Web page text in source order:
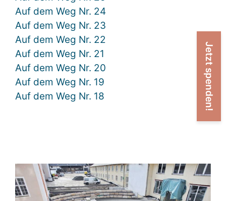
Auf dem Weg Nr. 24
Auf dem Weg Nr. 23
Auf dem Weg Nr. 22
Auf dem Weg Nr. 21
Auf dem Weg Nr. 20
Auf dem Weg Nr. 19
Auf dem Weg Nr. 18
Jetzt spenden!